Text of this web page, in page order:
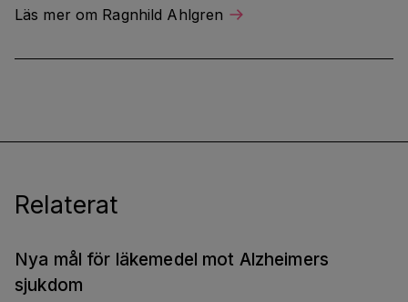
Läs mer om Ragnhild Ahlgren
Relaterat
Nya mål för läkemedel mot Alzheimers
sjukdom